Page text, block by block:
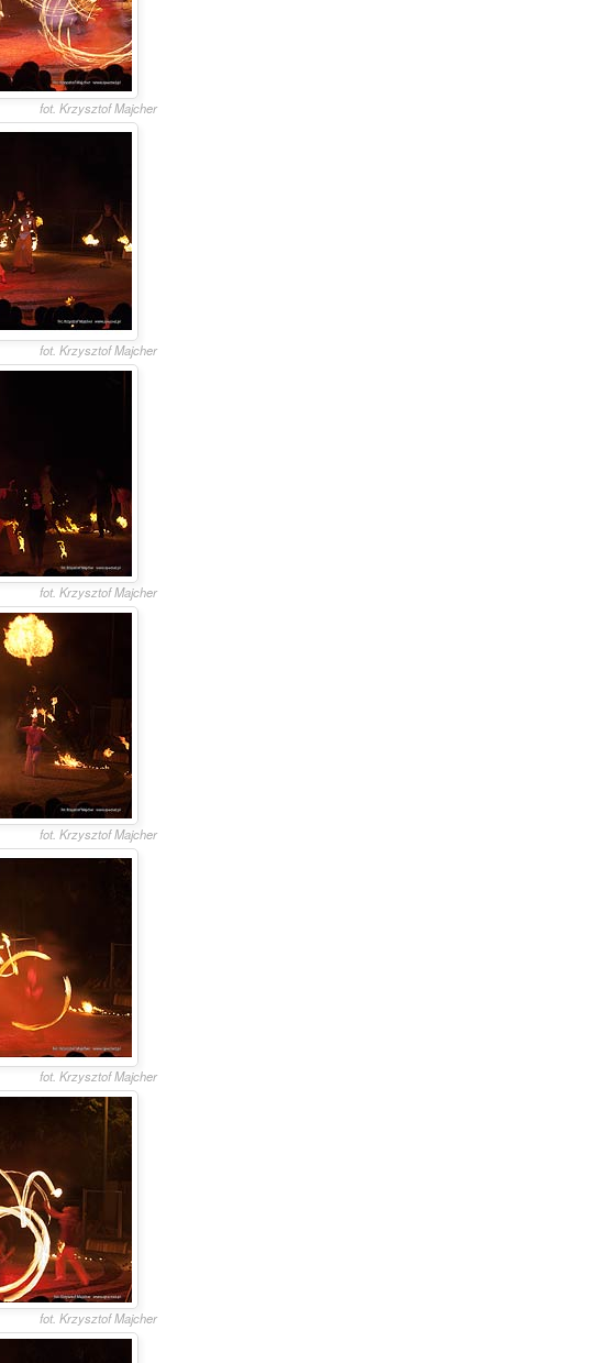
fot. Krzysztof Majcher
fot. Krzysztof Majcher
fot. Krzysztof Majcher
fot. Krzysztof Majcher
fot. Krzysztof Majcher
fot. Krzysztof Majcher